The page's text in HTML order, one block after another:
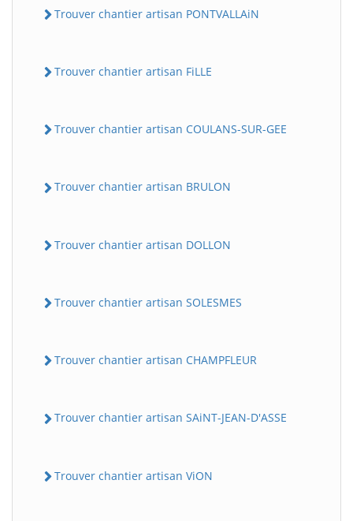
Trouver chantier artisan PONTVALLAiN
Trouver chantier artisan FiLLE
Trouver chantier artisan COULANS-SUR-GEE
Trouver chantier artisan BRULON
Trouver chantier artisan DOLLON
Trouver chantier artisan SOLESMES
Trouver chantier artisan CHAMPFLEUR
Trouver chantier artisan SAiNT-JEAN-D'ASSE
Trouver chantier artisan ViON